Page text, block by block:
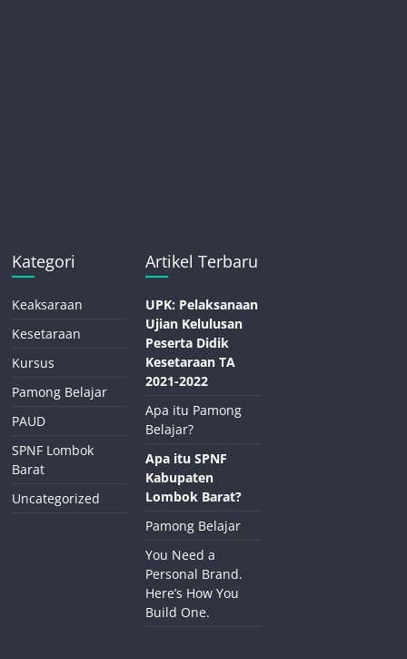
Kategori
Keaksaraan
Kesetaraan
Kursus
Pamong Belajar
PAUD
SPNF Lombok
Barat
Uncategorized
Artikel Terbaru
UPK: Pelaksanaan
Ujian Kelulusan
Peserta Didik
Kesetaraan TA
2021-2022
Apa itu Pamong
Belajar?
Apa itu SPNF
Kabupaten
Lombok Barat?
Pamong Belajar
You Need a
Personal Brand.
Here’s How You
Build One.